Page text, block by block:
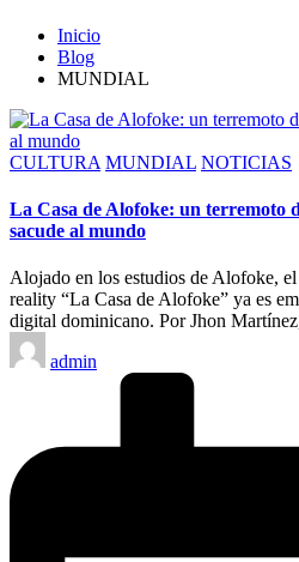
Inicio
Blog
MUNDIAL
Publicado
CULTURA MUNDIAL NOTICIAS
La Casa de Alofoke: un terremoto
sacude al mundo
Alojado en los estudios de Alofoke,
reality “La Casa de Alofoke” ya es
digital dominicano. Por Jhon
Publicado
por
admin